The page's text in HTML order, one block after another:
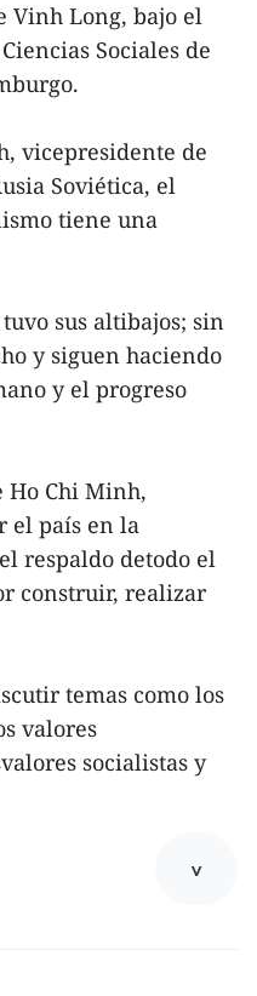
Vinh Long, bajo el
Sociales de
vicepresidente de
Soviética, el
tiene una
sus altibajos; sin
y siguen haciendo
y el progreso
Ho Chi Minh,
el país en la
respaldo detodo el
construir, realizar
temas como los
valores
socialistas y
v